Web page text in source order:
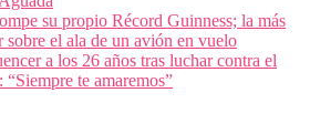
su propio Récord Guinness; la más
sobre el ala de un avión en vuelo
a los 26 años tras luchar contra el
te amaremos”